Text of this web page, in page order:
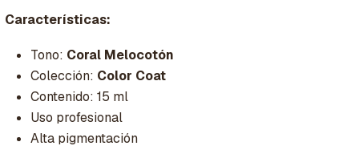
Características:
Tono: Coral Melocotón
Colección: Color Coat
Contenido: 15 ml
Uso profesional
Alta pigmentación